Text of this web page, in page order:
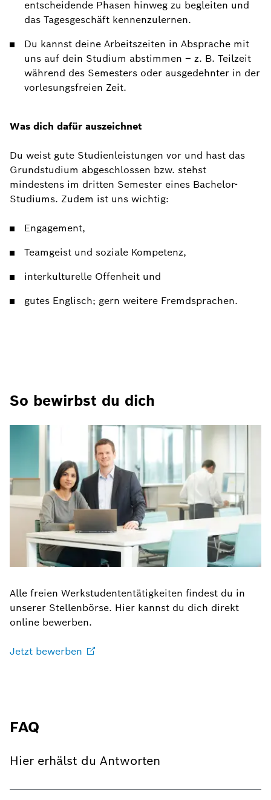
entscheidende Phasen hinweg zu begleiten und
das Tagesgeschäft kennenzulernen.
Du kannst deine Arbeitszeiten in Absprache mit
uns auf dein Studium abstimmen – z. B. Teilzeit
während des Semesters oder ausgedehnter in der
vorlesungsfreien Zeit.
Was dich dafür auszeichnet
Du weist gute Studienleistungen vor und hast das
Grundstudium abgeschlossen bzw. stehst
mindestens im dritten Semester eines Bachelor-
Studiums. Zudem ist uns wichtig:
Engagement,
Teamgeist und soziale Kompetenz,
interkulturelle Offenheit und
gutes Englisch; gern weitere Fremdsprachen.
So bewirbst du dich
Alle freien Werkstudententätigkeiten findest du in
unserer Stellenbörse. Hier kannst du dich direkt
online bewerben.
Jetzt bewerben
FAQ
Hier erhälst du Antworten